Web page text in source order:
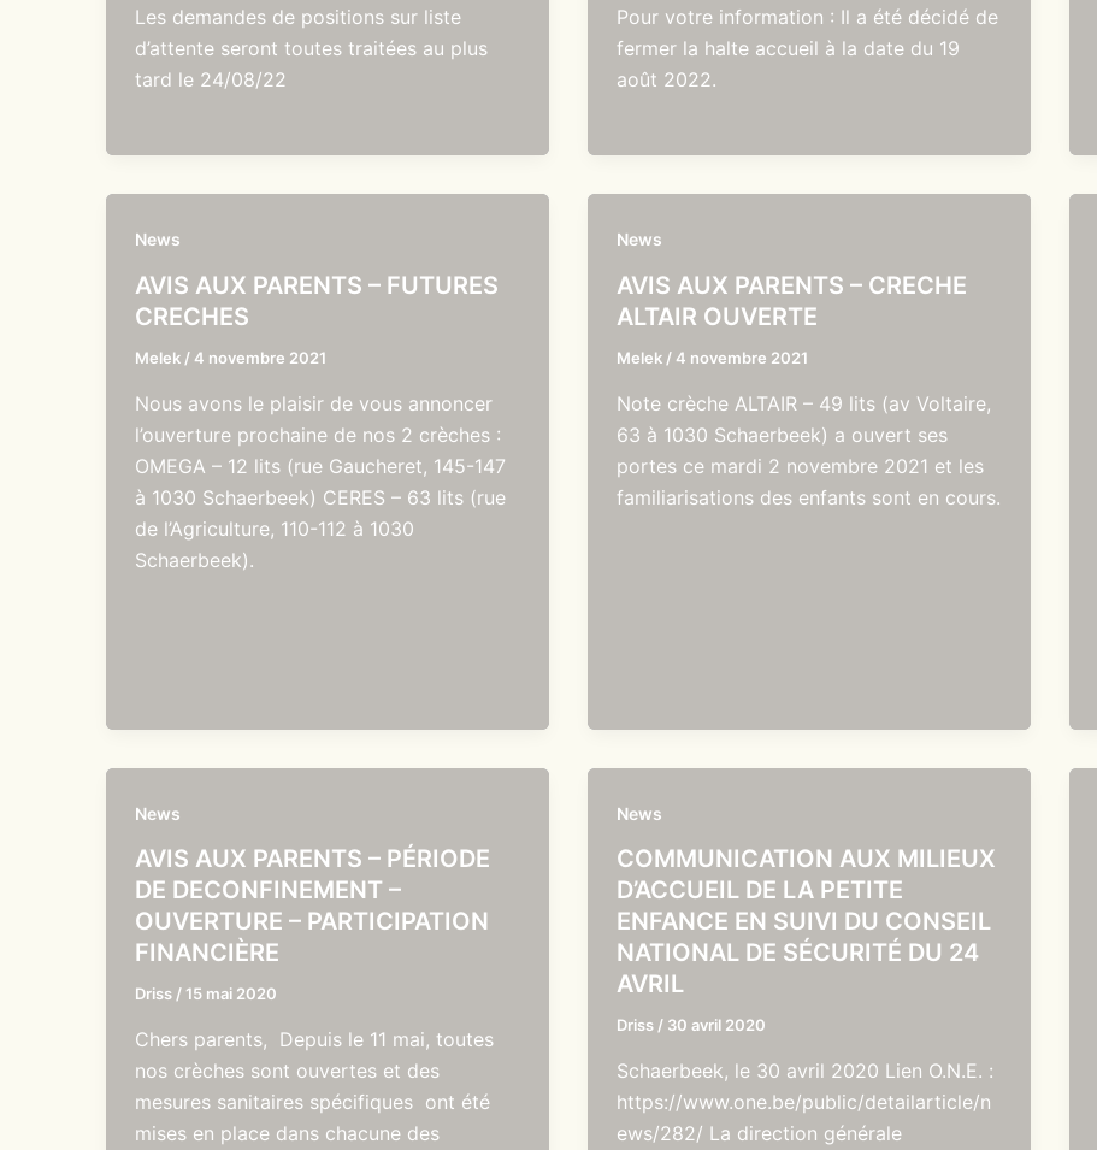
Les demandes de positions sur liste
d’attente seront toutes traitées au plus
tard le 24/08/22
Pour votre information : Il a été décidé de
fermer la halte accueil à la date du 19
août 2022.
News
AVIS AUX PARENTS – FUTURES
CRECHES
Melek /4 novembre 2021
Nous avons le plaisir de vous annoncer
l’ouverture prochaine de nos 2 crèches :
OMEGA – 12 lits (rue Gaucheret, 145-147
à 1030 Schaerbeek) CERES – 63 lits (rue
de l’Agriculture, 110-112 à 1030
Schaerbeek).
News
AVIS AUX PARENTS – CRECHE
ALTAIR OUVERTE
Melek /4 novembre 2021
Note crèche ALTAIR – 49 lits (av Voltaire,
63 à 1030 Schaerbeek) a ouvert ses
portes ce mardi 2 novembre 2021 et les
familiarisations des enfants sont en cours.
News
AVIS AUX PARENTS – PÉRIODE
DE DECONFINEMENT –
OUVERTURE – PARTICIPATION
FINANCIÈRE
Driss / 15 mai 2020
Chers parents, Depuis le 11 mai, toutes
nos crèches sont ouvertes et des
mesures sanitaires spécifiques ont été
mises en place dans chacune des
News
COMMUNICATION AUX MILIEUX
D’ACCUEIL DE LA PETITE
ENFANCE EN SUIVI DU CONSEIL
NATIONAL DE SÉCURITÉ DU 24
AVRIL
Driss / 30 avril 2020
Schaerbeek, le 30 avril 2020 Lien O.N.E. :
https://www.one.be/public/detailarticle/n
ews/282/ La direction générale